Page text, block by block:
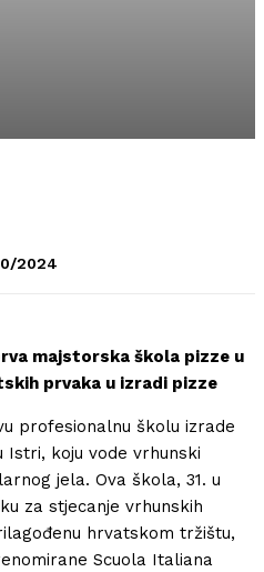
2024
majstorska škola pizze u
prvaka u izradi pizze
profesionalnu školu izrade
Istri, koju vode vrhunski
jela. Ova škola, 31. u
za stjecanje vrhunskih
hrvatskom tržištu,
Scuola Italiana